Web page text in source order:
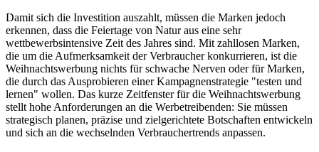
Damit sich die Investition auszahlt, müssen die Marken jedoch
erkennen, dass die Feiertage von Natur aus eine sehr
wettbewerbsintensive Zeit des Jahres sind. Mit zahllosen Marken,
die um die Aufmerksamkeit der Verbraucher konkurrieren, ist die
Weihnachtswerbung nichts für schwache Nerven oder für Marken,
die durch das Ausprobieren einer Kampagnenstrategie "testen und
lernen" wollen. Das kurze Zeitfenster für die Weihnachtswerbung
stellt hohe Anforderungen an die Werbetreibenden: Sie müssen
strategisch planen, präzise und zielgerichtete Botschaften entwickeln
und sich an die wechselnden Verbrauchertrends anpassen.